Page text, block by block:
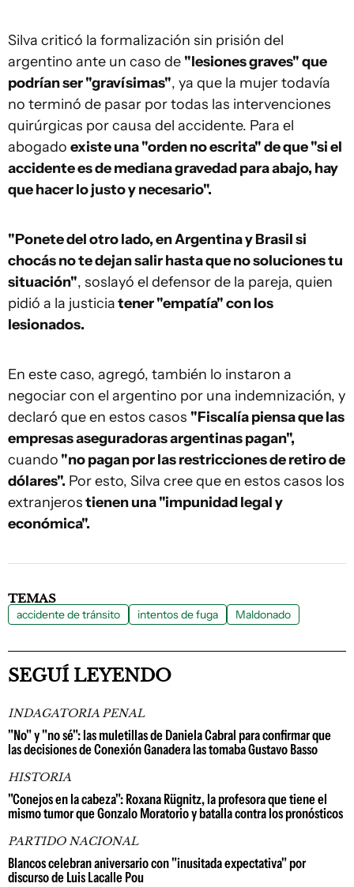
Silva criticó la formalización sin prisión del
argentino ante un caso de "lesiones graves" que
podrían ser "gravísimas", ya que la mujer todavía
no terminó de pasar por todas las intervenciones
quirúrgicas por causa del accidente. Para el
abogado existe una "orden no escrita" de que "si el
accidente es de mediana gravedad para abajo, hay
que hacer lo justo y necesario".
"Ponete del otro lado, en Argentina y Brasil si
chocás no te dejan salir hasta que no soluciones tu
situación", soslayó el defensor de la pareja, quien
pidió a la justiciatener "empatía" con los
lesionados.
En este caso, agregó, también lo instaron a
negociar con el argentino por una indemnización, y
declaró que en estos casos "Fiscalía piensa que las
empresas aseguradoras argentinas pagan",
cuando "no pagan por las restricciones de retiro de
dólares". Por esto, Silva cree que en estos casos los
extranjerostienen una "impunidad legal y
económica".
TEMAS
accidente de tránsito intentos de fuga Maldonado
SEGUÍ LEYENDO
INDAGATORIA PENAL
"No" y "no sé": las muletillas de Daniela Cabral para confirmar que
las decisiones de Conexión Ganadera las tomaba Gustavo Basso
HISTORIA
"Conejos en la cabeza": Roxana Rügnitz, la profesora que tiene el
mismo tumor que Gonzalo Moratorio y batalla contra los pronósticos
PARTIDO NACIONAL
Blancos celebran aniversario con "inusitada expectativa" por
discurso de Luis Lacalle Pou